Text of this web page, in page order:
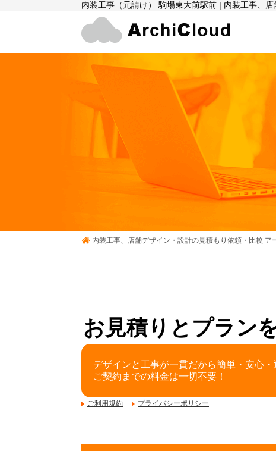
内装工事（元請け） 駒場東大前駅前 | 内装工事、
内装工事、店舗デザイン・設計の見積もり依頼・比較 ア
お見積りとプラン
デザインと工事が一貫だから簡単・安心・
ご契約までの料金は一切不要！
ご利用規約 プライバシーポリシー